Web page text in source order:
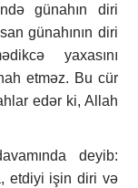
günahın diri
günahının diri
yaxasını
etməz. Bu cür
edər ki, Allah
deyib:
etdiyi işin diri və